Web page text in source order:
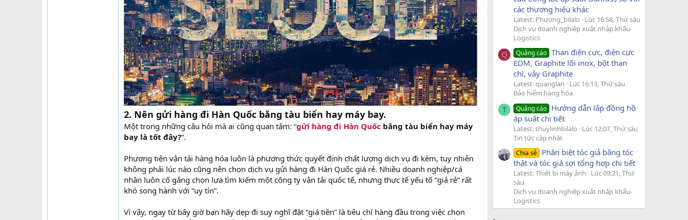
2. Nên gửi hàng đi Hàn Quốc bằng tàu biển hay máy bay.
Một trong những câu hỏi mà ai cũng quan tâm: “gửi hàng đi Hàn Quốc bằng tàu biển hay máy
bay là tốt đây?“.
Phương tiện vận tải hàng hóa luôn là phương thức quyết định chất lượng dịch vụ đi kèm, tuy nhiên
không phải lúc nào cũng nên chọn dịch vụ gửi hàng đi Hàn Quốc giá rẻ. Nhiều doanh nghiệp/cá
nhân luôn cố gắng chọn lựa tìm kiếm một công ty vận tải quốc tế, nhưng thực tế yếu tố “giá rẻ” rất
khó song hành với “uy tín”.
Vì vậy, ngay từ bây giờ bạn hãy dẹp đi suy nghĩ đặt “giá tiền” là tiêu chí hàng đầu trong việc chọn
các thương hiệu khác
Latest: Phương_bilalo
Lúc 16:58, Thứ sáu
Dịch vụ doanh nghiệp xuất nhập khẩu-
Logistics
Q Quảng cáo Than điện cực, điện cực
EDM, Graphite lõi inox, bột than
chì, vảy Graphite
Latest: quanglan
Lúc 16:13, Thứ sáu
Bảo hiểm hàng hóa
T Quảng cáo Hướng dẫn lắp đồng hồ
áp suất chi tiết
Latest: thuylinhbilalo
Lúc 12:07, Thứ sáu
Tin tức cập nhật
Chia sẻ Phân biệt tóc giả bằng tóc
thật và tóc giả sợi tổng hợp chi tiết
Latest: Thiết bị máy ảnh
Lúc 09:21, Thứ
sáu
Dịch vụ doanh nghiệp xuất nhập khẩu-
Logistics